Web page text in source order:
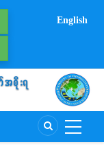
English